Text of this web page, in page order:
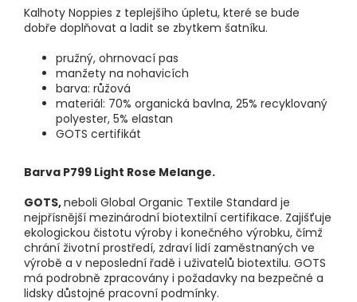
Kalhoty Noppies z teplejšího úpletu, které se bude
dobře doplňovat a ladit se zbytkem šatníku.
pružný, ohrnovací pas
manžety na nohavicích
barva: růžová
materiál: 70% organická bavlna, 25% recyklovaný
polyester, 5% elastan
GOTS certifikát
Barva P799 Light Rose Melange.
GOTS,neboli Global Organic Textile Standard je
nejpřísnější mezinárodní biotextilní certifikace. Zajišťuje
ekologickou čistotu výroby i konečného výrobku, čímž
chrání životní prostředí, zdraví lidí zaměstnaných ve
výrobě a v neposlední řadě i uživatelů biotextilu. GOTS
má podrobně zpracovány i požadavky na bezpečné a
lidsky důstojné pracovní podmínky.